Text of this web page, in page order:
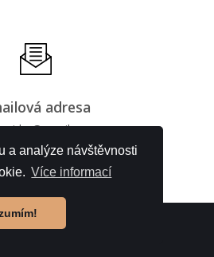
a analýze návštěvnosti
Více informací
adresa
@email.cz